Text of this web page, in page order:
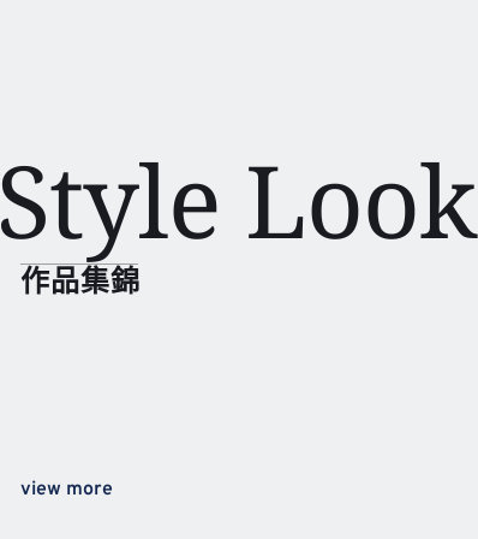
Style Look
作品集錦
view more